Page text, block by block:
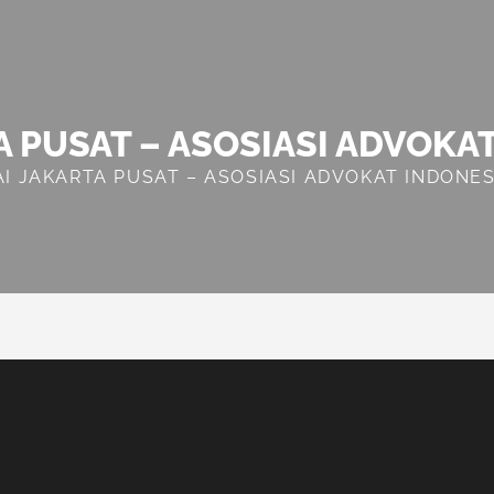
PUSAT – ASOSIASI
JAKARTA PUSAT – ASOSIASI ADVOKAT